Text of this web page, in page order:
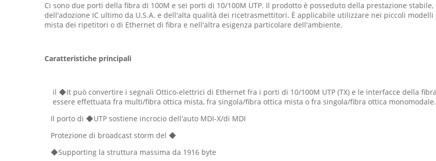
Ci sono due porti della fibra di 100M e sei porti di 10/100M UTP. Il prodotto è posseduto della prestazione
dell'adozione IC ultimo da U.S.A. e dell'alta qualità dei ricetrasmettitori. È applicabile utilizzare nei piccoli
mista dei ripetitori o di Ethernet di fibra e nell'altra esigenza particolare dell'ambiente.
Caratteristiche principali
il ◆It può convertire i segnali Ottico-elettrici di Ethernet fra i porti di 10/100M UTP (TX) e le interfacce della
essere effettuata fra multi/fibra ottica mista, fra singola/fibra ottica mista o fra singola/fibra ottica monomodale.
Il porto di ◆UTP sostiene incrocio dell'auto MDI-X/di MDI
Protezione di broadcast storm del ◆
◆Supporting la struttura massima da 1916 byte